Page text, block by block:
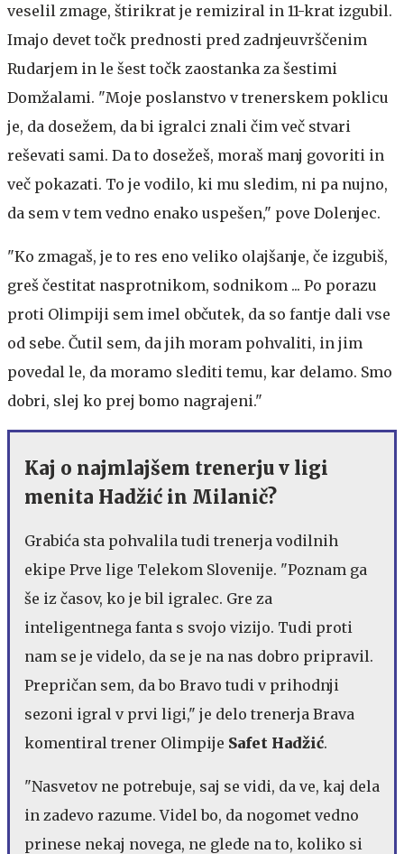
veselil zmage, štirikrat je remiziral in 11-krat izgubil.
Imajo devet točk prednosti pred zadnjeuvrščenim
Rudarjem in le šest točk zaostanka za šestimi
Domžalami. "Moje poslanstvo v trenerskem poklicu
je, da dosežem, da bi igralci znali čim več stvari
reševati sami. Da to dosežeš, moraš manj govoriti in
več pokazati. To je vodilo, ki mu sledim, ni pa nujno,
da sem v tem vedno enako uspešen," pove Dolenjec.
"Ko zmagaš, je to res eno veliko olajšanje, če izgubiš,
greš čestitat nasprotnikom, sodnikom ... Po porazu
proti Olimpiji sem imel občutek, da so fantje dali vse
od sebe. Čutil sem, da jih moram pohvaliti, in jim
povedal le, da moramo slediti temu, kar delamo. Smo
dobri, slej ko prej bomo nagrajeni."
Kaj o najmlajšem trenerju v ligi
menita Hadžić in Milanič?
Grabića sta pohvalila tudi trenerja vodilnih
ekipe Prve lige Telekom Slovenije. "Poznam ga
še iz časov, ko je bil igralec. Gre za
inteligentnega fanta s svojo vizijo. Tudi proti
nam se je videlo, da se je na nas dobro pripravil.
Prepričan sem, da bo Bravo tudi v prihodnji
sezoni igral v prvi ligi," je delo trenerja Brava
komentiral trener Olimpije Safet Hadžić.
"Nasvetov ne potrebuje, saj se vidi, da ve, kaj dela
in zadevo razume. Videl bo, da nogomet vedno
prinese nekaj novega, ne glede na to, koliko si